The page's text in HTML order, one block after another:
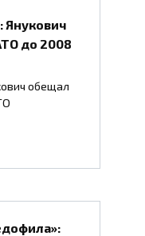
Янукович
до 2008
обещал